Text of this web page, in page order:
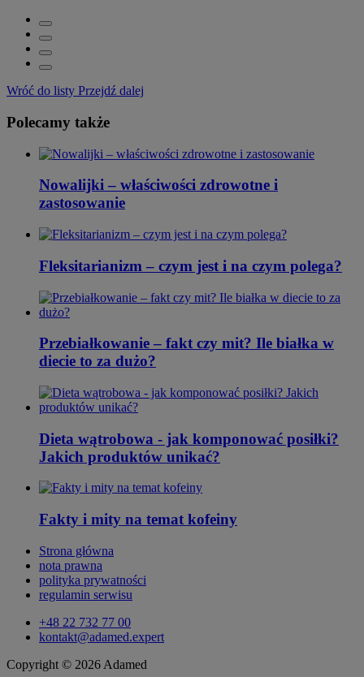
Wróć do listy Przejdź dalej
Polecamy także
Nowalijki – właściwości zdrowotne i
zastosowanie
Fleksitarianizm – czym jest i na czym polega?
Przebiałkowanie – fakt czy mit? Ile białka w
diecie to za dużo?
Dieta wątrobowa - jak komponować posiłki?
Jakich produktów unikać?
Fakty i mity na temat kofeiny
Strona główna
nota prawna
polityka prywatności
regulamin serwisu
+48 22 732 77 00
kontakt@adamed.expert
Copyright © 2026 Adamed